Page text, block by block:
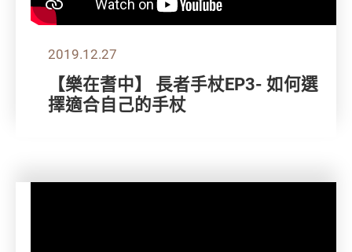
2019.12.27
【樂在耆中】 長者手杖EP3- 如何選
擇適合自己的手杖